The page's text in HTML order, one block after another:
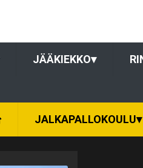
JÄÄKIEKKO▾
JALKAPALLOKOULU▾